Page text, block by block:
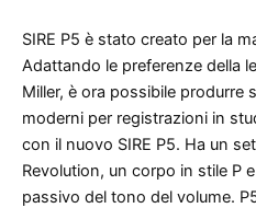
SIRE P5 è stato creato per la
Adattando le preferenze della
Miller, è ora possibile produrre
moderni per registrazioni in
con il nuovo SIRE P5. Ha un
Revolution, un corpo in stile P
passivo del tono del volume.